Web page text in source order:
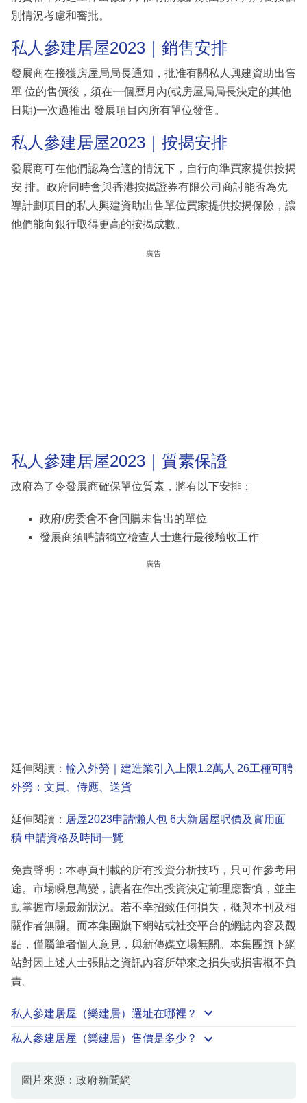
別情況考慮和審批。
私人參建居屋2023｜銷售安排
發展商在接獲房屋局局長通知，批准有關私人興建資助出售
單 位的售價後，須在一個曆月內(或房屋局局長決定的其他
日期)一次過推出 發展項目內所有單位發售。
私人參建居屋2023｜按揭安排
發展商可在他們認為合適的情況下，自行向準買家提供按揭
安 排。政府同時會與香港按揭證券有限公司商討能否為先
導計劃項目的私人興建資助出售單位買家提供按揭保險，讓
他們能向銀行取得更高的按揭成數。
廣告
私人參建居屋2023｜質素保證
政府為了令發展商確保單位質素，將有以下安排：
政府/房委會不會回購未售出的單位
發展商須聘請獨立檢查人士進行最後驗收工作
廣告
延伸閱讀： 輸入外勞｜建造業引入上限1.2萬人 26工種可聘
外勞：文員、侍應、送貨
延伸閱讀： 居屋2023申請懶人包 6大新居屋呎價及實用面
積 申請資格及時間一覽
免責聲明：本專頁刊載的所有投資分析技巧，只可作參考用
途。市場瞬息萬變，讀者在作出投資決定前理應審慎，並主
動掌握市場最新狀況。若不幸招致任何損失，概與本刊及相
關作者無關。而本集團旗下網站或社交平台的網誌內容及觀
點，僅屬筆者個人意見，與新傳媒立場無關。本集團旗下網
站對因上述人士張貼之資訊內容所帶來之損失或損害概不負
責。
私人參建居屋 （樂建居）選址在哪裡？
私人參建居屋（樂建居）售價是多少？
圖片來源：政府新聞網